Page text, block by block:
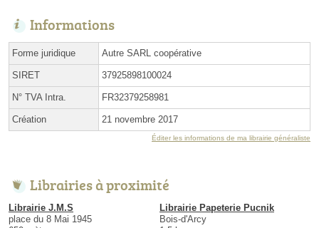
Informations
Forme juridique Autre SARL coopérative
SIRET 37925898100024
N° TVA Intra. FR32379258981
Création 21 novembre 2017
Éditer les informations de ma librairie généraliste
Librairies à proximité
Librairie J.M.S
place du 8 Mai 1945
Librairie Papeterie Pucnik
Bois-d'Arcy